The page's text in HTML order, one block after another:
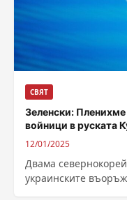
СВЯТ
Зеленски:
войници в руската
12/01/2025
Двама
украинските